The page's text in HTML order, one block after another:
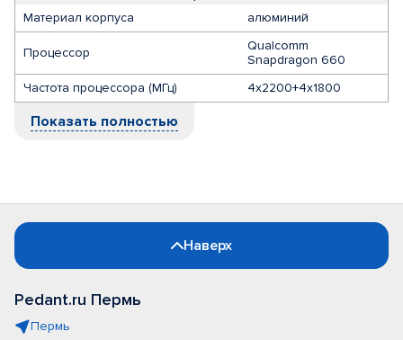
Материал корпуса алюминий
Процессор
Qualcomm
Snapdragon 660
Частота процессора (МГц)
4x2200+4x1800
Показать полностью
Наверх
Pedant.ru Пермь
Пермь